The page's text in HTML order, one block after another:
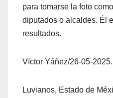
para tomarse la foto
diputados o alcaldes. Él
resultados.
Víctor Yáñez/26-05-2025.
Luvianos, Estado de